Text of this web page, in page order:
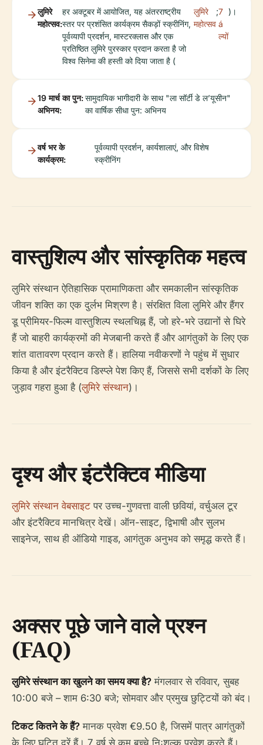
लुमिरे
महोत्सव:
हर अक्टूबर में आयोजित, यह अंतरराष्ट्रीय
स्तर पर प्रशंसित कार्यक्रम सैकड़ों स्क्रीनिंग,
पूर्वव्यापी प्रदर्शन, मास्टरक्लास और एक
प्रतिष्ठित लुमिरे पुरस्कार प्रदान करता है जो
विश्व सिनेमा की हस्ती को दिया जाता है (
लुमिरे
महोत्सव
;7
á
ल्यों
)।
19 मार्च का पुन:
अभिनय:
सामुदायिक भागीदारी के साथ "ला सॉर्टी डे ल’यूसीन"
का वार्षिक सीधा पुन: अभिनय
वर्ष भर के
कार्यक्रम:
पूर्वव्यापी प्रदर्शन, कार्यशालाएं, और विशेष
स्क्रीनिंग
वास्तुशिल्प और सांस्कृतिक महत्व
लुमिरे संस्थान ऐतिहासिक प्रामाणिकता और समकालीन सांस्कृतिक
जीवन शक्ति का एक दुर्लभ मिश्रण है। संरक्षित विला लुमिरे और हैंगर
डू प्रीमियर-फिल्म वास्तुशिल्प स्थलचिह्न हैं, जो हरे-भरे उद्यानों से घिरे
हैं जो बाहरी कार्यक्रमों की मेजबानी करते हैं और आगंतुकों के लिए एक
शांत वातावरण प्रदान करते हैं। हालिया नवीकरणों ने पहुंच में सुधार
किया है और इंटरैक्टिव डिस्प्ले पेश किए हैं, जिससे सभी दर्शकों के लिए
जुड़ाव गहरा हुआ है (लुमिरे संस्थान)।
दृश्य और इंटरैक्टिव मीडिया
लुमिरे संस्थान वेबसाइट पर उच्च-गुणवत्ता वाली छवियां, वर्चुअल टूर
और इंटरैक्टिव मानचित्र देखें। ऑन-साइट, द्विभाषी और सुलभ
साइनेज, साथ ही ऑडियो गाइड, आगंतुक अनुभव को समृद्ध करते हैं।
अक्सर पूछे जाने वाले प्रश्न
(FAQ)
लुमिरे संस्थान का खुलने का समय क्या है? मंगलवार से रविवार, सुबह
10:00 बजे – शाम 6:30 बजे; सोमवार और प्रमुख छुट्टियों को बंद।
टिकट कितने के हैं? मानक प्रवेश €9.50 है, जिसमें पात्र आगंतुकों
के लिए घटित दरें हैं। 7 वर्ष से कम बच्चे निःशुल्क प्रवेश करते हैं।